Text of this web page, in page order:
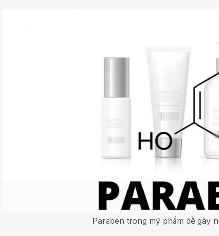
Paraben trong mỹ phẩm dễ gây